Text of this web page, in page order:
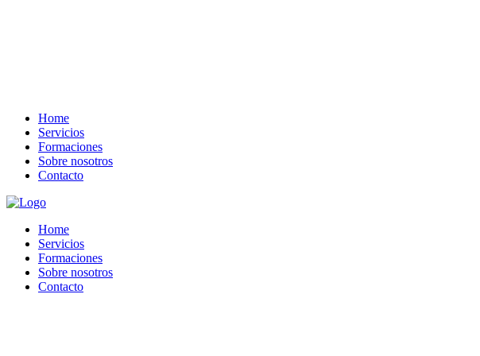
Home
Servicios
Formaciones
Sobre nosotros
Contacto
Home
Servicios
Formaciones
Sobre nosotros
Contacto